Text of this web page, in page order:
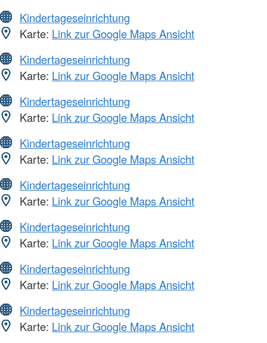
Kindertageseinrichtung
Karte: Link zur Google Maps Ansicht
Kindertageseinrichtung
Karte: Link zur Google Maps Ansicht
Kindertageseinrichtung
Karte: Link zur Google Maps Ansicht
Kindertageseinrichtung
Karte: Link zur Google Maps Ansicht
Kindertageseinrichtung
Karte: Link zur Google Maps Ansicht
Kindertageseinrichtung
Karte: Link zur Google Maps Ansicht
Kindertageseinrichtung
Karte: Link zur Google Maps Ansicht
Kindertageseinrichtung
Karte: Link zur Google Maps Ansicht